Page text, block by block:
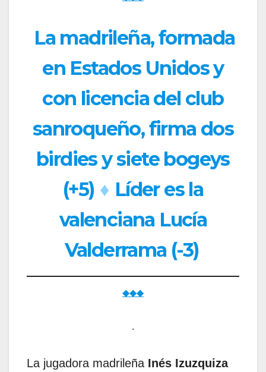
La madrileña, formada
en Estados Unidos y
con licencia del club
sanroqueño, firma dos
birdies y siete bogeys
(+5) ♦ Líder es la
valenciana Lucía
Valderrama (-3)
◆◆◆
.
La jugadora madrileña Inés Izuzquiza